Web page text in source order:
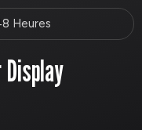
Heures